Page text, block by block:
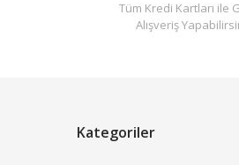
Tüm Kredi Kartları ile
Alışveriş
Kategoriler